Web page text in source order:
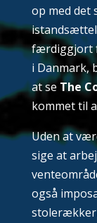
op med det
færdiggjort
i Danmark,
at se The
kommet til
Uden at
sige at
også